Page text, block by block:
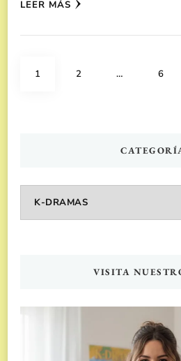
LEER MÁS
Paginación
PÁGINA
1 PÁGINA
2 … 6
Categorías
VISITA